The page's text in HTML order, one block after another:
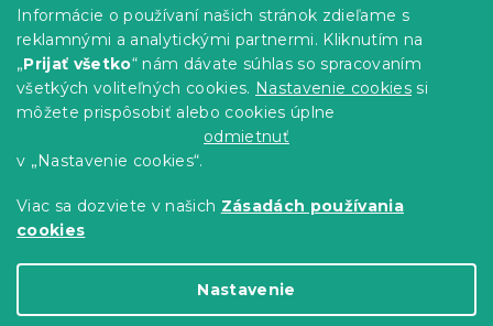
Informácie o používaní našich stránok zdieľame s
reklamnými a analytickými partnermi. Kliknutím na
„Prijať všetko“ nám dávate súhlas so spracovaním
všetkých voliteľných cookies. Nastavenie cookies si
môžete prispôsobiť alebo cookies úplne
odmietnuť
v „Nastavenie cookies“.
Viac sa dozviete v našich Zásadách používania
cookies
Nastavenie
Reklamácie a vrátenie tovaru
Kontakty
Obchodné podmienky
Podmienky ochrany osobných údajov
Pre partnerov